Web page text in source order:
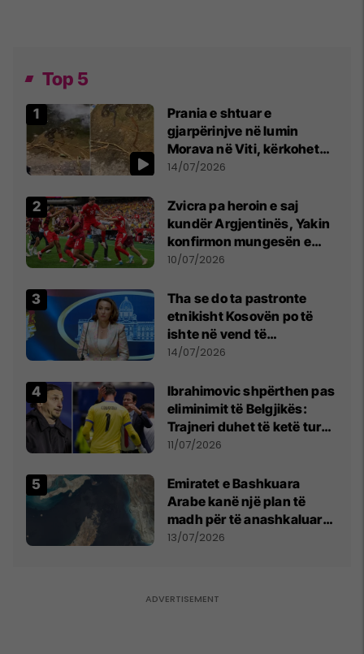
Top 5
Prania e shtuar e
gjarpërinjve në lumin
Morava në Viti, kërkohet
kujdes nga qytetarët
14/07/2026
Zvicra pa heroin e saj
kundër Argjentinës, Yakin
konfirmon mungesën e
madhe
10/07/2026
Tha se do ta pastronte
etnikisht Kosovën po të
ishte në vend të
Millosheviqit, Lëvizja e
kërkon shkarkimin e
menjëhershëm të
Snezhana Paunoviq
14/07/2026
Ibrahimovic shpërthen pas
eliminimit të Belgjikës:
Trajneri duhet të ketë turp,
ai lojtar se meritoi të luante
11/07/2026
Emiratet e Bashkuara
Arabe kanë një plan të
madh për të anashkaluar
Ngushticën e Hormuzit
13/07/2026